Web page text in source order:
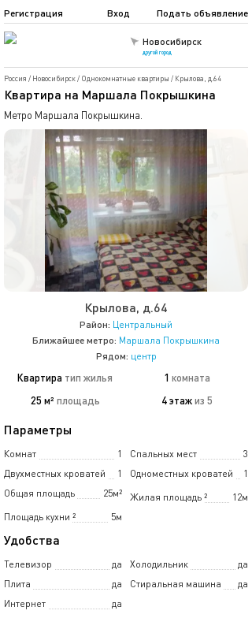
Новосибирск
другой город
Подать объявление
Регистрация Вход
Россия / Новосибирск/ Однокомнатные квартиры / Крылова, д.64
Квартира на Маршала Покрышкина
Метро Маршала Покрышкина.
Крылова, д.64
Район: Центральный
Ближайшее метро: Маршала Покрышкина
Рядом: центр
Квартира тип жилья 1 комната
25 м² площадь 4 этажиз 5
Параметры
Комнат 1 Спальных мест
3
Двухместных кроватей
1 Одноместных кроватей
1
Общая площадь
25м² Жилая площадь 12м
²
Площадь кухни
5м
²
Удобства
Телевизор да Холодильник
да
Плита
да Стиральная машина
да
Интернет
да